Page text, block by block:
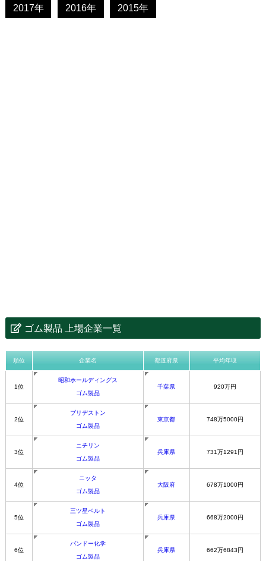
2017年 2016年 2015年
ゴム製品 上場企業一覧
順位 企業名 都道府県 平均年収
1位
昭和ホールディングス
ゴム製品
千葉県 920万円
2位
ブリヂストン
ゴム製品
東京都 748万5000円
3位
ニチリン
ゴム製品
兵庫県 731万1291円
4位
ニッタ
ゴム製品
大阪府 678万1000円
5位
三ツ星ベルト
ゴム製品
兵庫県 668万2000円
6位
バンドー化学
ゴム製品
兵庫県 662万6843円